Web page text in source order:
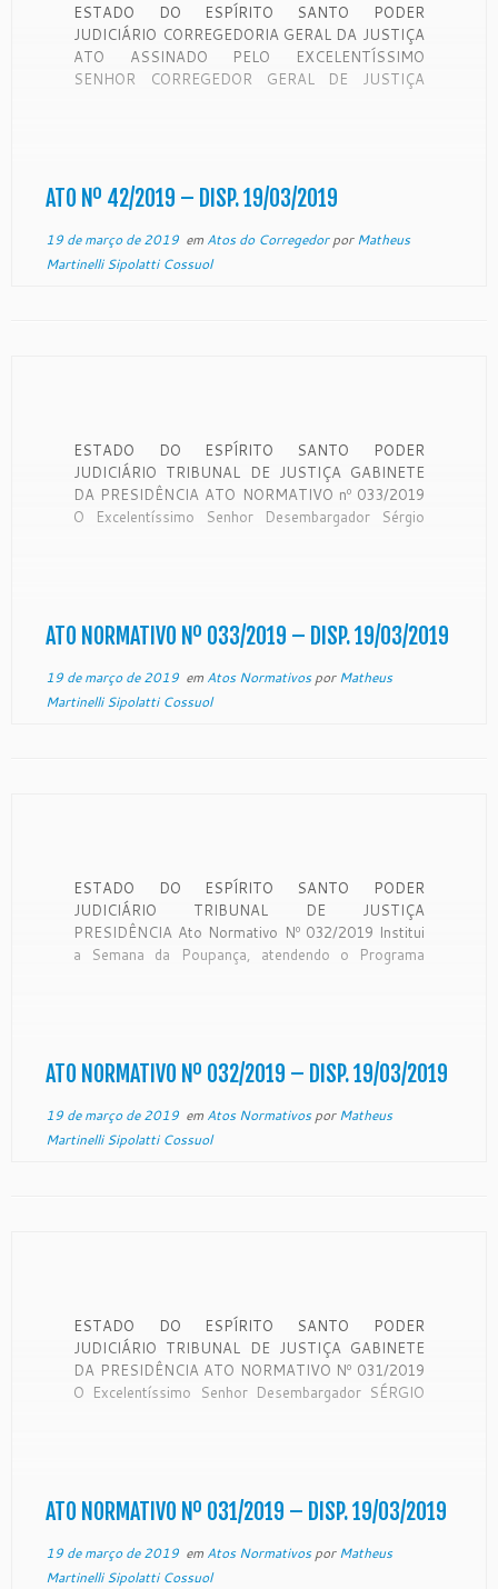
ESTADO DO ESPÍRITO SANTO PODER
JUDICIÁRIO CORREGEDORIA GERAL DA JUSTIÇA
ATO ASSINADO PELO EXCELENTÍSSIMO
SENHOR CORREGEDOR GERAL DE JUSTIÇA
SANTO, NO USO DE SUAS ATRIBUIÇÕES E
CONSIDERANDO o que dispõe […]
ATO Nº 42/2019 – DISP. 19/03/2019
19 de março de 2019em Atos do CorregedorporMatheus
Martinelli Sipolatti Cossuol
ESTADO DO ESPÍRITO SANTO PODER
JUDICIÁRIO TRIBUNAL DE JUSTIÇA GABINETE
DA PRESIDÊNCIA ATO NORMATIVO nº 033/2019
O Excelentíssimo Senhor Desembargador Sérgio
ATO NORMATIVO Nº 033/2019 – DISP. 19/03/2019
19 de março de 2019em Atos NormativosporMatheus
Martinelli Sipolatti Cossuol
ESTADO DO ESPÍRITO SANTO PODER
JUDICIÁRIO TRIBUNAL DE JUSTIÇA
PRESIDÊNCIA Ato Normativo Nº 032/2019 Institui
a Semana da Poupança, atendendo o Programa
Guarapari, […]
ATO NORMATIVO Nº 032/2019 – DISP. 19/03/2019
19 de março de 2019em Atos NormativosporMatheus
Martinelli Sipolatti Cossuol
ESTADO DO ESPÍRITO SANTO PODER
JUDICIÁRIO TRIBUNAL DE JUSTIÇA GABINETE
DA PRESIDÊNCIA ATO NORMATIVO Nº 031/2019
O Excelentíssimo Senhor Desembargador SÉRGIO
ATO NORMATIVO Nº 031/2019 – DISP. 19/03/2019
19 de março de 2019em Atos NormativosporMatheus
Martinelli Sipolatti Cossuol